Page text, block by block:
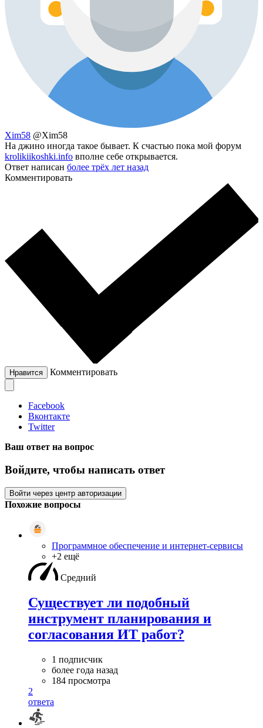
Xim58 @Xim58
На джино иногда такое бывает. К счастью пока мой форум
krolikiikoshki.info вполне себе открывается.
Ответ написан более трёх лет назад
Комментировать
Нравится Комментировать
Facebook
Вконтакте
Twitter
Ваш ответ на вопрос
Войдите, чтобы написать ответ
Войти через центр авторизации
Похожие вопросы
Программное обеспечение и интернет-сервисы
+2 ещё
Средний
Существует ли подобный
инструмент планирования и
согласования ИТ работ?
1 подписчик
более года назад
184 просмотра
2
ответа